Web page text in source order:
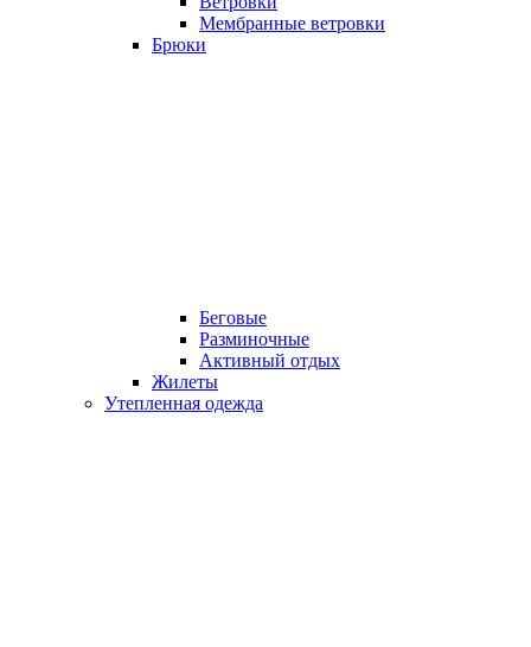
Мембранные ветровки
Брюки
Беговые
Разминочные
Активный отдых
Жилеты
Утепленная одежда